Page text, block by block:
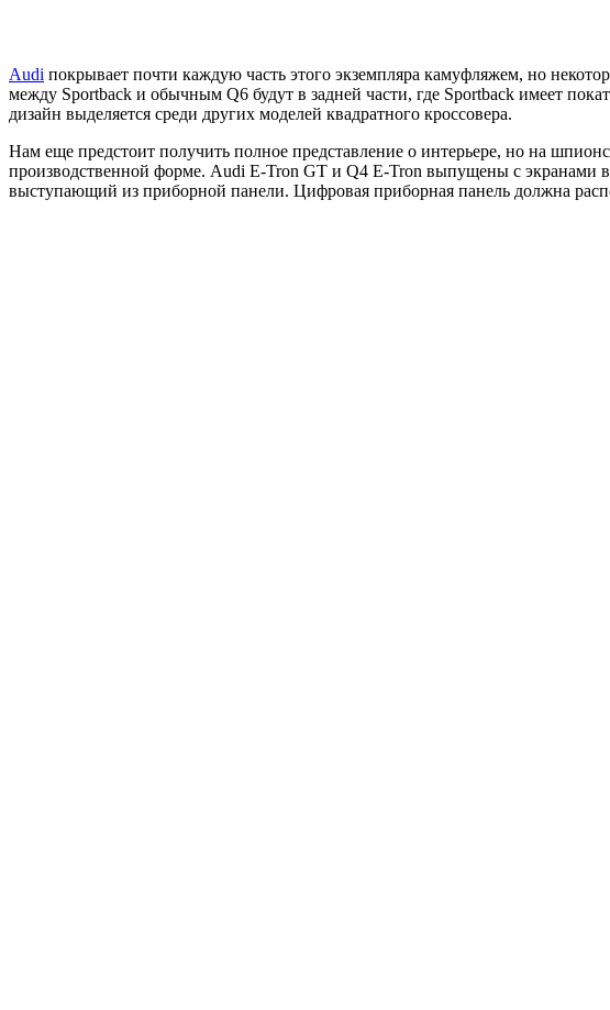
Audi покрывает почти каждую часть этого экземпляра камуфляжем, но
между Sportback и обычным Q6 будут в задней части, где Sportback имеет
дизайн выделяется среди других моделей квадратного кроссовера.
Нам еще предстоит получить полное представление о интерьере, но на
производственной форме. Audi E-Tron GT и Q4 E-Tron выпущены с экранами
выступающий из приборной панели. Цифровая приборная панель должна